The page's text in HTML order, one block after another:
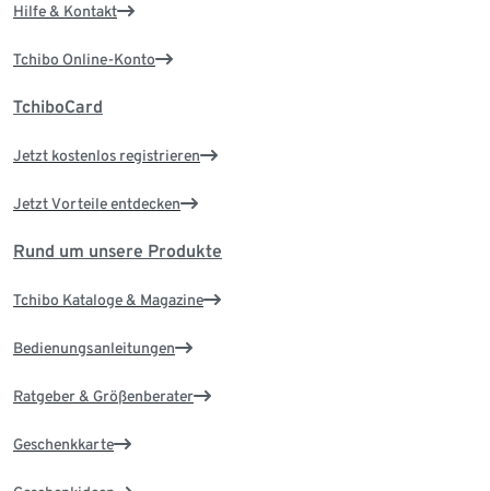
Hilfe & Kontakt
Tchibo Online-Konto
TchiboCard
Jetzt kostenlos registrieren
Jetzt Vorteile entdecken
Rund um unsere Produkte
Tchibo Kataloge & Magazine
Bedienungsanleitungen
Ratgeber & Größenberater
Geschenkkarte